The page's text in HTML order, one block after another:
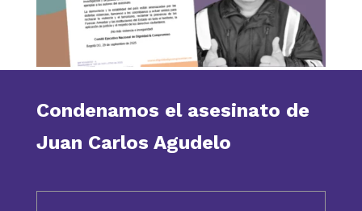
Condenamos el asesinato de
Juan Carlos Agudelo